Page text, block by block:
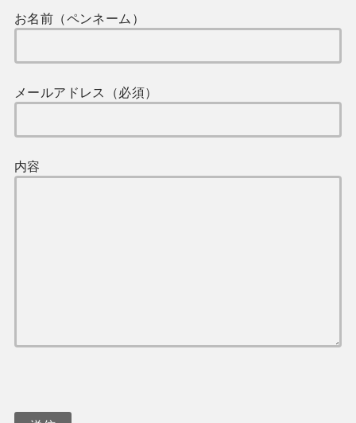
お名前（ペンネーム）
メールアドレス（必須）
内容